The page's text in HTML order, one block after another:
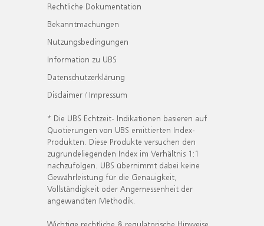
Rechtliche Dokumentation
Bekanntmachungen
Nutzungsbedingungen
Information zu UBS
Datenschutzerklärung
Disclaimer / Impressum
* Die UBS Echtzeit- Indikationen basieren auf
Quotierungen von UBS emittierten Index-
Produkten. Diese Produkte versuchen den
zugrundeliegenden Index im Verhältnis 1:1
nachzufolgen. UBS übernimmt dabei keine
Gewährleistung für die Genauigkeit,
Vollständigkeit oder Angemessenheit der
angewandten Methodik.